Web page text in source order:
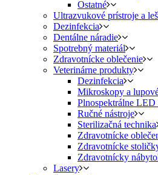
Ostatné
Ultrazvukové prístroje a
Dezinfekcia
Dentálne náradie
Spotrebný materiál
Zdravotnícke oblečenie
Veterinárne produkty
Dezinfekcia
Mikroskopy a
Plnospektrálne LED
Ručné nástroje
Sterilizačná technika
Zdravotnícke
Zdravotnícke
Zdravotnícky
Lasery